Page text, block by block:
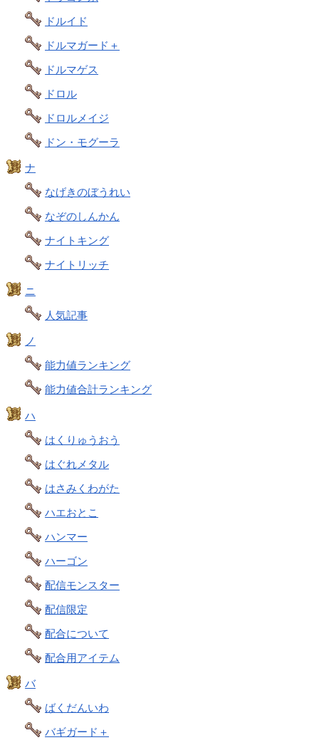
ドルイド
ドルマガード＋
ドルマゲス
ドロル
ドロルメイジ
ドン・モグーラ
ナ
なげきのぼうれい
なぞのしんかん
ナイトキング
ナイトリッチ
ニ
人気記事
ノ
能力値ランキング
能力値合計ランキング
ハ
はくりゅうおう
はぐれメタル
はさみくわがた
ハエおとこ
ハンマー
ハーゴン
配信モンスター
配信限定
配合について
配合用アイテム
バ
ばくだんいわ
バギガード＋